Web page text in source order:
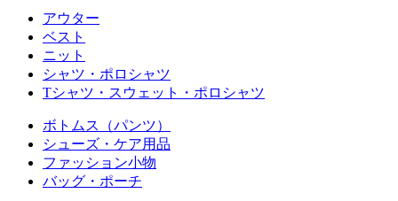
アウター
ベスト
ニット
シャツ・ポロシャツ
Tシャツ・スウェット・ポロシャツ
ボトムス（パンツ）
シューズ・ケア用品
ファッション小物
バッグ・ポーチ